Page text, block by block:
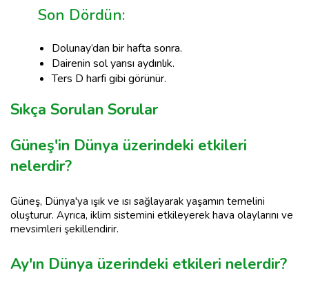
Son Dördün:
Dolunay’dan bir hafta sonra.
Dairenin sol yarısı aydınlık.
Ters D harfi gibi görünür.
Sıkça Sorulan Sorular
Güneş'in Dünya üzerindeki etkileri
nelerdir?
Güneş, Dünya'ya ışık ve ısı sağlayarak yaşamın temelini
oluşturur. Ayrıca, iklim sistemini etkileyerek hava olaylarını ve
mevsimleri şekillendirir.
Ay'ın Dünya üzerindeki etkileri nelerdir?